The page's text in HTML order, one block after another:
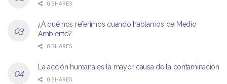
0 SHARES
¿A qué nos referimos cuando hablamos de Medio
Ambiente?
0 SHARES
La acción humana es la mayor causa de la contaminación
0 SHARES